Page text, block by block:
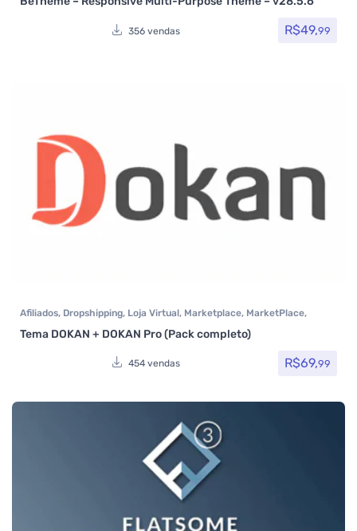
356 vendas R$49,99
Afiliados, Dropshipping, Loja Virtual, Marketplace, MarketPlace,
Todos os itens
Tema DOKAN + DOKAN Pro (Pack completo)
454 vendas R$69,99